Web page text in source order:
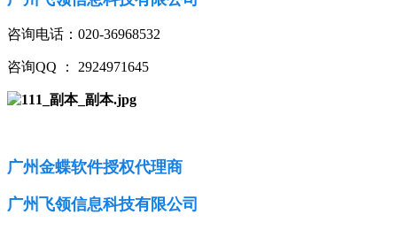
咨询电话：020-36968532
咨询QQ ： 2924971645
广州金蝶软件授权代理商
广州飞领信息科技有限公司